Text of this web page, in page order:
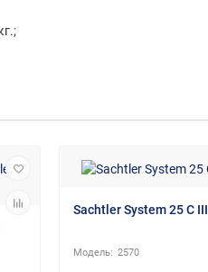
Sachtler System 25 C III
2570